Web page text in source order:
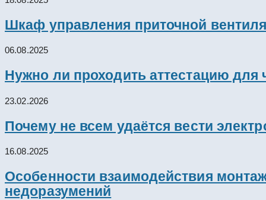
Шкаф управления приточной
06.08.2025
Нужно ли проходить аттестацию для
23.02.2026
Почему не всем удаётся вести
16.08.2025
Особенности взаимодействия
недоразумений